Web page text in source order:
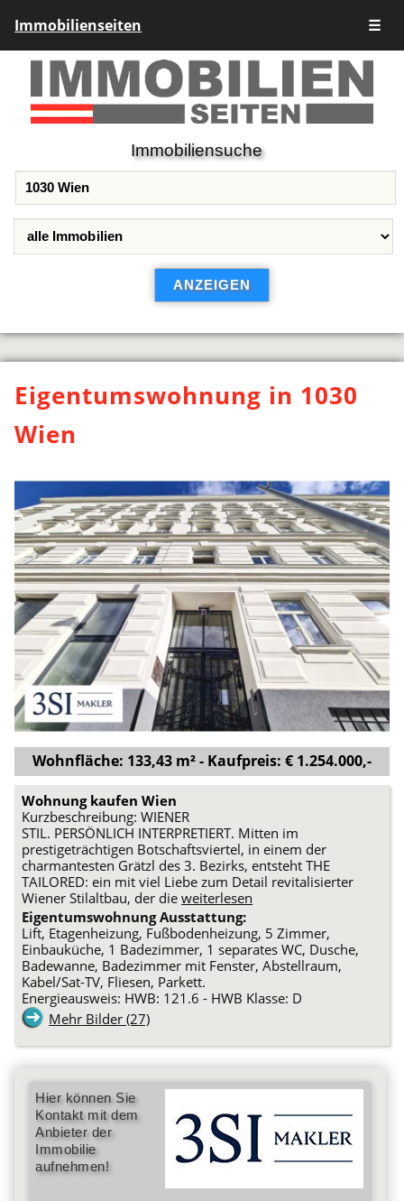
Immobilienseiten ☰
Immobiliensuche
Eigentumswohnung in 1030
Wien
Wohnfläche: 133,43 m² - Kaufpreis: € 1.254.000,-
Wohnung kaufen Wien
Kurzbeschreibung: WIENER
STIL. PERSÖNLICH INTERPRETIERT. Mitten im
prestigeträchtigen Botschaftsviertel, in einem der
charmantesten Grätzl des 3. Bezirks, entsteht THE
TAILORED: ein mit viel Liebe zum Detail revitalisierter
Wiener Stilaltbau, der dieweiterlesen
Eigentumswohnung Ausstattung:
Lift, Etagenheizung, Fußbodenheizung, 5 Zimmer,
Einbauküche, 1 Badezimmer, 1 separates WC, Dusche,
Badewanne, Badezimmer mit Fenster, Abstellraum,
Kabel/Sat-TV, Fliesen, Parkett.
Energieausweis: HWB: 121.6 - HWB Klasse: D
Mehr Bilder (27)
Hier können Sie
Kontakt mit dem
Anbieter der
Immobilie
aufnehmen!